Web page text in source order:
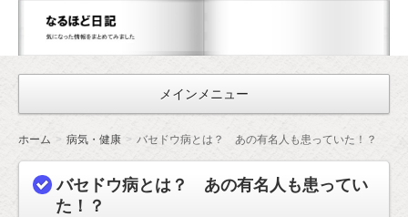
な
る
ほ
日
記
メインメニュー
ホーム 病気・健康 バセドウ病とは？ あの有名人も患っていた！？
バセドウ病とは？ あの有名人も患ってい
た！？